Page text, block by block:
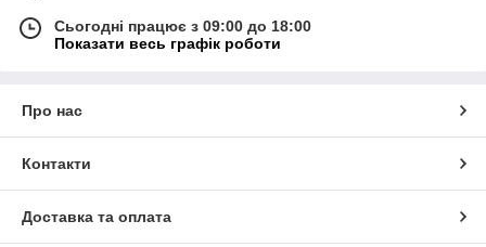
Сьогодні працює з 09:00 до 18:00
Показати весь графік роботи
Про нас
Контакти
Доставка та оплата